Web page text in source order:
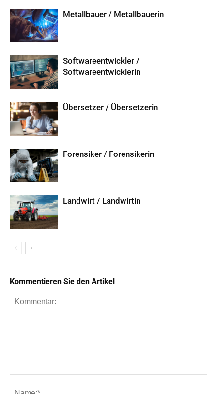
Metallbauer / Metallbauerin
Softwareentwickler /
Softwareentwicklerin
Übersetzer / Übersetzerin
Forensiker / Forensikerin
Landwirt / Landwirtin
Kommentieren Sie den Artikel